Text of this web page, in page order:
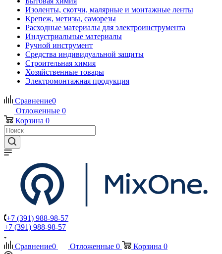
Изоленты, скотчи, малярные и монтажные ленты
Крепеж, метизы, саморезы
Расходные материалы для электроинструмента
Индустриальные материалы
Ручной инструмент
Средства индивидуальной защиты
Строительная химия
Хозяйственные товары
Электромонтажная продукция
Сравнение0
Отложенные 0
Корзина 0
+7 (391) 988-98-57
+7 (391) 988-98-57
Сравнение0 Отложенные 0 Корзина 0